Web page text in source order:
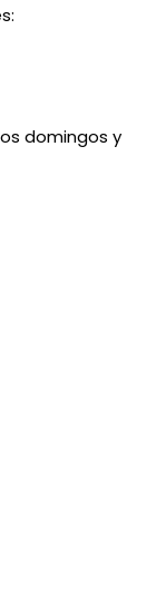
domingos y